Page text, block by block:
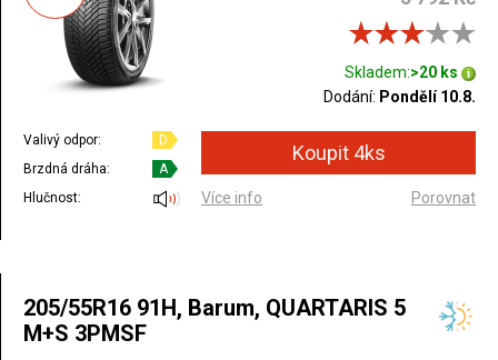
Skladem:>20 ks
Dodání: Pondělí 10.8.
Valivý odpor:
D
Brzdná dráha:
A
Hlučnost:
Více info Porovnat
205/55R16 91H, Barum, QUARTARIS 5
M+S 3PMSF